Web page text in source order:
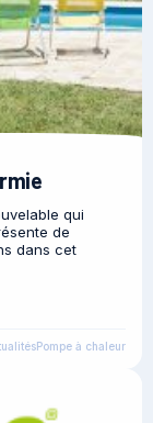
qui
de
dans cet
Pompe à chaleur